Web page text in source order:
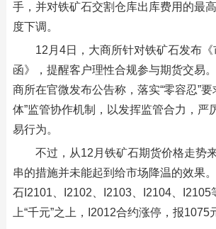
手，并对铁矿石交割仓库出库费用的最
度下调。
12月4日，大商所针对铁矿石发布
函》，提醒客户理性合规参与期货交易
商所在官微发布公告称，落实“零容忍”要
体”监管协作机制，以发挥监管合力，严
易行为。
不过，从12月铁矿石期货价格走势
串的措施并未能起到给市场降温的效果
石I2101、I2102、I2103、I2104、I2105
上“千元”之上，I2012合约涨停，报1075